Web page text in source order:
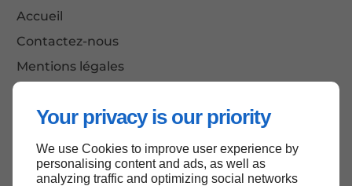
Your privacy is our priority
We use Cookies to improve user experience by
personalising content and ads, as well as
analyzing traffic and optimizing social networks
Accueil
Contactez-nous
Mentions légales
Haut de page